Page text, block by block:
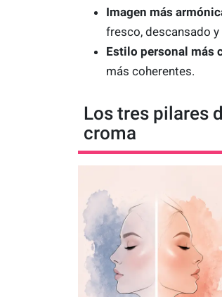
Imagen más
fresco, descansado
Estilo personal más
más coherentes.
Los tres pilares
croma